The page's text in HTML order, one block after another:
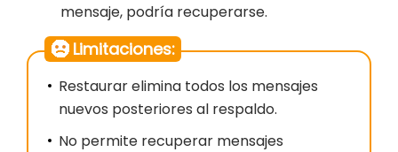
mensaje, podría recuperarse.
Limitaciones:
Restaurar elimina todos los mensajes
nuevos posteriores al respaldo.
No permite recuperar mensajes